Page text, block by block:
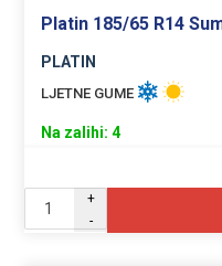
Platin 185/65 R14
PLATIN
LJETNE GUME
Na zalihi: 4
+
-